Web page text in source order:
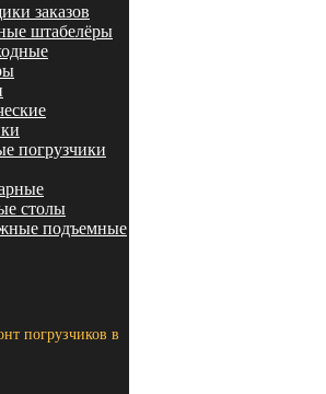
заказов
штабелёры
погрузчики
столы
подъемные
погрузчиков в